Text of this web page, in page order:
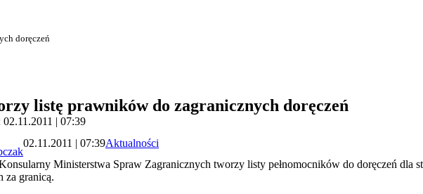
doręczeń
listę prawników do zagranicznych doręczeń
| 07:39
02.11.2011 | 07:39Aktualności
Ministerstwa Spraw Zagranicznych tworzy listy pełnomocników do doręczeń dla
za granicą.